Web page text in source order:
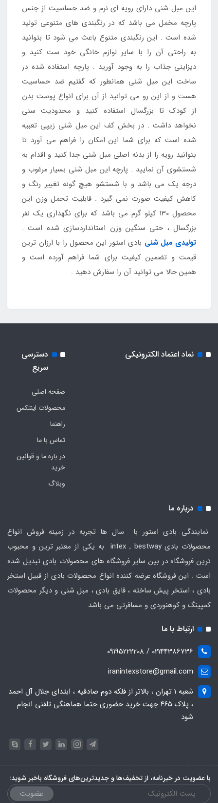
این مبل شنی دارای رویه ای نرم و ضد حساسیت از جنس
پارچه مخمل می باشد که در رنگبندی های متنوعی تولید
شده است . این رنگبندی متنوع باعث می شود تا بتوانید
به راحتی آن را با سایر لوازم خانگی خود ست کنید و
دیزاینی جذاب را به وجود آورید . پارچه استفاده شده در
ساخت این مبل شنی همانطور که گفتیم ضد حساسیت
هست و از این رو می توانید از آن برای انواع پوست بدن
از کودک تا بزرگسال استفاده کنید و محدودیت سنی
نخواهد داشت . در بخش کف این مبل شنی زیپی تعبیه
شده است که برای شما این امکان را فراهم می آورد تا
بتوانید رویه را از بدنه اصلی مبل شنی جدا کنید و اقدام به
شستشوی آن نمایید . پارچه این مبل شنی بسیار مرغوب و
درجه یک می باشد و با شستشو هیچ گونه تغییر رنگ و
کاهش کیفیت صورت نمی گیرد . قابلیت تحمل وزن این
محصول 130 کیلو گرم می باشد که برای نگهداری یک نفر
بزرگسال ، حتی سنگین وزن استانداردسازی شده است .
تولیدی مبل شنی بادی استور این محصول را با ارزان ترین
قیمت و تضمین کیفیت برای شما فراهم آورده است و
همین حالا می توانید آن را سفارش دهید .
نماد اعتماد الکترونیکی
دسترسی
سریع
صفحه اصلی
محصولات اینتکس
راهنما
تماس با ما
در باره ما و قوانین
خرید
وبلاگ
درباره ما
نمایندگی بادی استور با سال ها تجربه در زمینه فروش انواع
محصولات بادی intex , bestway به یکی از معتبر ترین و محبوب
ترین فروشگاه در بین سایر فروشگاه های محصولات بادی تبدیل شده
است . این فروشگاه عرضه کننده انواع محصولات بادی از قبیل استخر
بادی ، استخر پیش ساخته ، قایق بادی ، مبل شنی و دیگر محصولات
کمپینگ و کوهنوردی و مسافرتی می باشد
ارتباط با ما
02144386736 / 09195222208
iranintexstore@gmail.com
شعبه ۱ تهران ، بالاتر از فلکه دوم صادقیه ، ابتدای جلال آل احمد
، پلاک ۴۶۵ جهت خرید حضوری حتما هماهنگی تلفنی انجام
شود
با عضویت در خبرنامه، از تخفیف‌ها و جدیدترین‌های فروشگاه باخبر شوید:
عضویت